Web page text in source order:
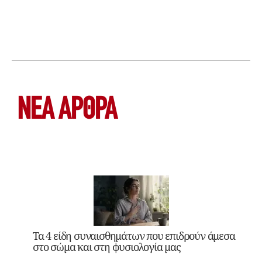
ΝΕΑ ΆΡΘΡΑ
Τα 4 είδη συναισθημάτων που επιδρούν άμεσα
στο σώμα και στη φυσιολογία μας